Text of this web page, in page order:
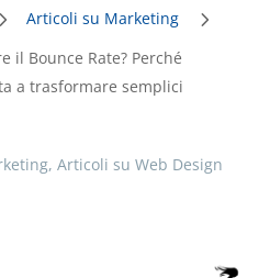
Articoli su Marketing
il Bounce Rate? Perché
a trasformare semplici
,Articoli su Web Design